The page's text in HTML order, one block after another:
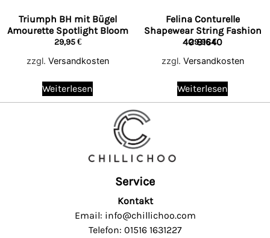
Triumph BH mit Bügel
Amourette Spotlight Bloom
29,95€
zzgl. Versandkosten
Weiterlesen
Felina Conturelle
Shapewear String Fashion
40 81640
29,95€
zzgl. Versandkosten
Weiterlesen
Service
Kontakt
Email: info@chillichoo.com
Telefon: 01516 1631227